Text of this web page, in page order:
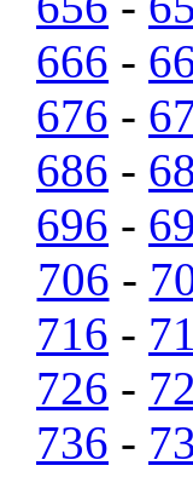
666 -
676 -
686 -
696 -
706 -
716 -
726 -
736 -